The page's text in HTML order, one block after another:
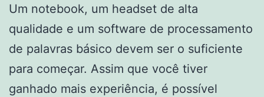
Um notebook, um headset de alta
qualidade e um software de processamento
de palavras básico devem ser o suficiente
para começar. Assim que você tiver
ganhado mais experiência, é possível